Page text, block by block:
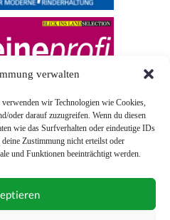
verwalten
wir Technologien wie Cookies,
oder darauf zuzugreifen. Wenn du diesen
wie das Surfverhalten oder eindeutige IDs
Zustimmung nicht erteilst oder
und Funktionen beeinträchtigt werden.
ins Land
durch